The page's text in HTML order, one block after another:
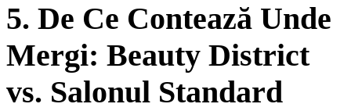
5. De Ce Contează Unde
Mergi: Beauty District
vs. Salonul Standard